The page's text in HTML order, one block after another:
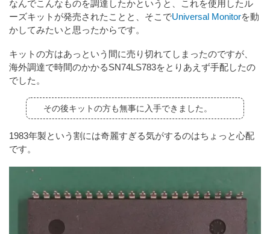
なんでこんなものを調達したかというと、これを使用したル
ーズキットが発売されたことと、そこでUniversal Monitorを動
かしてみたいと思ったからです。
キットの方はあっという間に売り切れてしまったのですが、
海外調達で時間のかかるSN74LS783をとりあえず手配したの
でした。
その後キットの方も無事に入手できました。
1983年製という割には奇麗すぎる気がするのはちょっと心配
です。